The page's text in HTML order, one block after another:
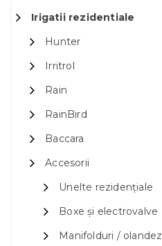
Irigatii rezidentiale
Hunter
Irritrol
Rain
RainBird
Baccara
Accesorii
Unelte rezidențiale
Boxe și electrovalve
Manifolduri /